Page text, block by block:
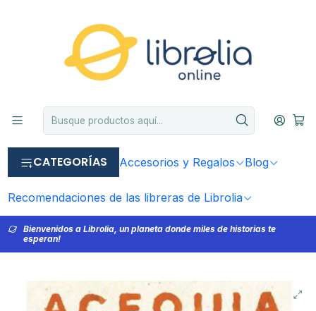
CATEGORÍAS Accesorios y Regalos Blog
Recomendaciones de las libreras de Librolia
Bienvenidos a Librolia, un planeta donde miles de historias te
esperan!